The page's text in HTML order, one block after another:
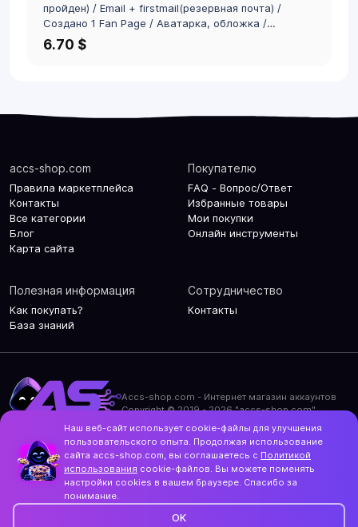
пройден) / Email + firstmail(резервная почта) /
Создано 1 Fan Page / Аватарка, обложка /
Профиль заполнен / Включен Proff Режим / 0-100
друзей / Cookies / UserAgent / Token EAAB /
6.70 $
accs-shop.com
Правила маркетплейса
Контакты
Все категории
Блог
Карта сайта
Покупателю
FAQ - Вопрос/Ответ
Избранные товары
Мои покупки
Онлайн инструменты
Полезная информация
Как покупать?
База знаний
Сотрудничество
Контакты
Accs-shop.com - Интернет магазин аккаунтов
Copyright © 2019 - 2026 "accs-shop.com"
Политика использования cookie-файлов
Контакты и актуальный адрес сайта
Structo
Дизайн и разработка
Наш веб-сайт использует cookie-файлы для улучшения
пользовательского опыта. Продолжая использование
сайта accs-shop.com, вы соглашаетесь с Политикой
использования cookie-файлов. Вы можете поменять
настройки cookies в вашем браузере. Спасибо за
понимание.
OK